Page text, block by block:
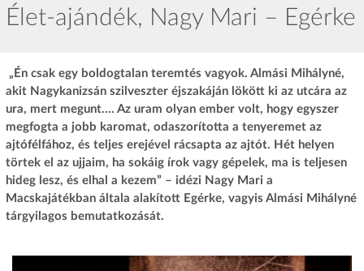
Élet-ajándék, Nagy Mari – Egérke
„Én csak egy boldogtalan teremtés vagyok. Almási Mihályné,
akit Nagykanizsán szilveszter éjszakáján lökött ki az utcára az
ura, mert megunt…. Az uram olyan ember volt, hogy egyszer
megfogta a jobb karomat, odaszorította a tenyeremet az
ajtófélfához, és teljes erejével rácsapta az ajtót. Hét helyen
törtek el az ujjaim, ha sokáig írok vagy gépelek, ma is teljesen
hideg lesz, és elhal a kezem” – idézi Nagy Mari a
Macskajátékban általa alakított Egérke, vagyis Almási Mihályné
tárgyilagos bemutatkozását.